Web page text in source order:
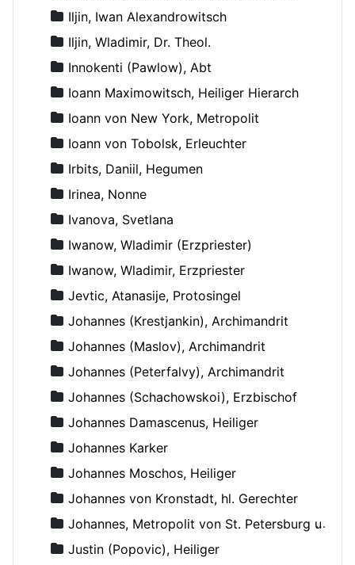
Iljin, Iwan Alexandrowitsch
Iljin, Wladimir, Dr. Theol.
Innokenti (Pawlow), Abt
Ioann Maximowitsch, Heiliger Hierarch
Ioann von New York, Metropolit
Ioann von Tobolsk, Erleuchter
Irbits, Daniil, Hegumen
Irinea, Nonne
Ivanova, Svetlana
Iwanow, Wladimir (Erzpriester)
Iwanow, Wladimir, Erzpriester
Jevtic, Atanasije, Protosingel
Johannes (Krestjankin), Archimandrit
Johannes (Maslov), Archimandrit
Johannes (Peterfalvy), Archimandrit
Johannes (Schachowskoi), Erzbischof
Johannes Damascenus, Heiliger
Johannes Karker
Johannes Moschos, Heiliger
Johannes von Kronstadt, hl. Gerechter
Johannes, Metropolit von St. Petersburg und Ladoga
Justin (Popovic), Heiliger